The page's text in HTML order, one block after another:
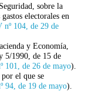
sobre la
electorales en
nº 104, de 29 de
y Economía,
5/1990, de 15 de
101, de 26 de mayo).
el que se
94, de 19 de mayo).